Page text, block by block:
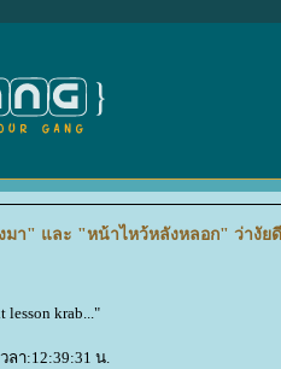
า" และ "หน้าไหว้หลังหลอก" ว่างัย
lesson krab..."
ลา:12:39:31 น.